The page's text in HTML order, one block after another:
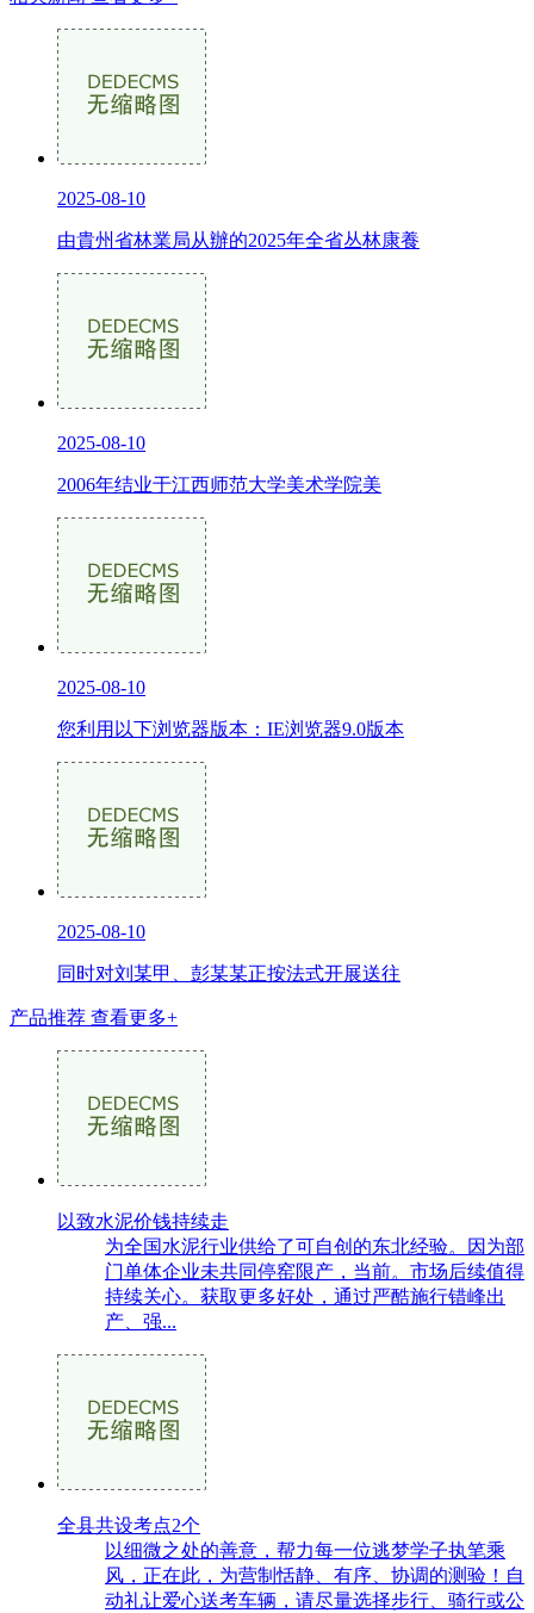
2025-08-10
由貴州省林業局从辦的2025年全省丛林康養
2025-08-10
2006年结业于江西师范大学美术学院美
2025-08-10
您利用以下浏览器版本：IE浏览器9.0版本
2025-08-10
同时对刘某甲、彭某某正按法式开展送往
产品推荐 查看更多+
以致水泥价钱持续走
为全国水泥行业供给了可自创的东北经验。因为部
门单体企业未共同停窑限产，当前。市场后续值得
持续关心。获取更多好处，通过严酷施行错峰出
产、强...
全县共设考点2个
以细微之处的善意，帮力每一位逃梦学子执笔乘
风，正在此，为营制恬静、有序、协调的测验！自
动礼让爱心送考车辆，请尽量选择步行、骑行或公